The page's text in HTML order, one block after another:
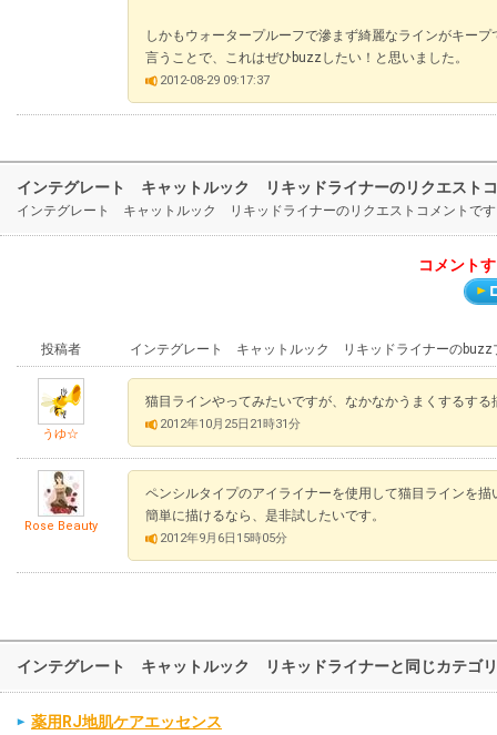
しかもウォータープルーフで滲まず綺麗なラインがキー
言うことで、これはぜひbuzzしたい！と思いました。
2012-08-29 09:17:37
インテグレート キャットルック リキッドライナーのリクエスト
インテグレート キャットルック リキッドライナーのリクエストコメントで
コメント
投稿者 インテグレート キャットルック リキッドライナーのbuzz
うゆ☆
猫目ラインやってみたいですが、なかなかうまくするす
2012年10月25日21時31分
Rose Beauty
ペンシルタイプのアイライナーを使用して猫目ラインを
簡単に描けるなら、是非試したいです。
2012年9月6日15時05分
インテグレート キャットルック リキッドライナーと同じカテゴ
薬用RJ地肌ケアエッセンス